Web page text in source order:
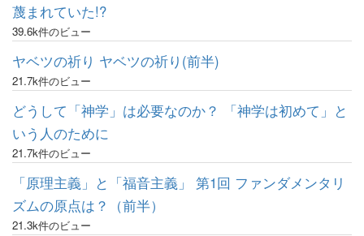
蔑まれていた!?
39.6k件のビュー
ヤベツの祈り ヤベツの祈り(前半)
21.7k件のビュー
どうして「神学」は必要なのか？ 「神学は初めて」と
いう人のために
21.7k件のビュー
「原理主義」と「福音主義」 第1回 ファンダメンタリ
ズムの原点は？（前半）
21.3k件のビュー